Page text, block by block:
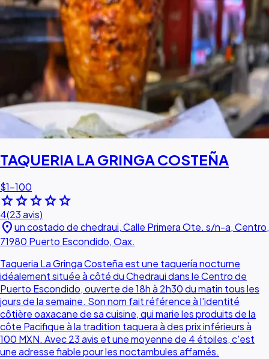
TAQUERIA LA GRINGA COSTEÑA
$1–100
starstarstarstarstar
4(23 avis)
location_onun costado de chedraui, Calle Primera Ote. s/n-a, Centro,
71980 Puerto Escondido, Oax.
Taqueria La Gringa Costeña est une taquería nocturne
idéalement située à côté du Chedraui dans le Centro de
Puerto Escondido, ouverte de 18h à 2h30 du matin tous les
jours de la semaine. Son nom fait référence à l'identité
côtière oaxacane de sa cuisine, qui marie les produits de la
côte Pacifique à la tradition taquera à des prix inférieurs à
100 MXN. Avec 23 avis et une moyenne de 4 étoiles, c'est
une adresse fiable pour les noctambules affamés.